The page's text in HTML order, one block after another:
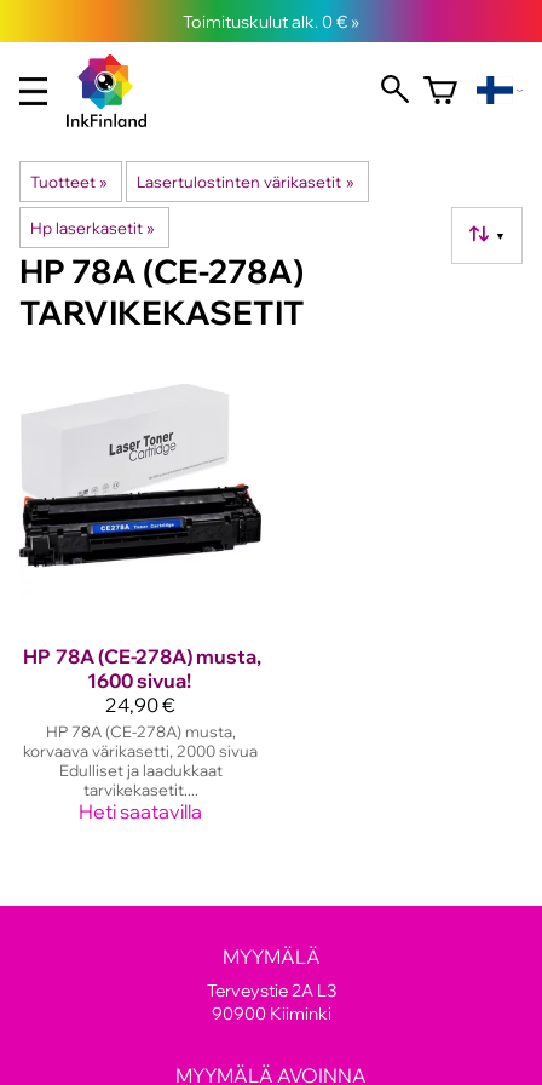
Toimituskulut alk. 0 € »
Tuotteet ‪» Lasertulostinten värikasetit ‪»
Hp laserkasetit ‪» ▼
HP 78A (CE-278A)
TARVIKEKASETIT
HP 78A (CE-278A) musta,
1600 sivua!
24,90 €
HP 78A (CE-278A) musta,
korvaava värikasetti, 2000 sivua
Edulliset ja laadukkaat
tarvikekasetit....
Heti saatavilla
MYYMÄLÄ
Terveystie 2A L3
90900 Kiiminki
MYYMÄLÄ AVOINNA